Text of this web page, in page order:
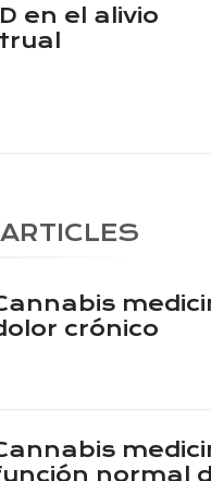
en el alivio
crónico
normal